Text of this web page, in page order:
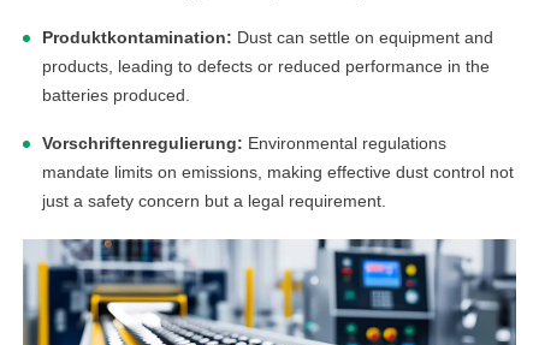
Produktkontamination: Dust can settle on equipment and
products, leading to defects or reduced performance in the
batteries produced.
Vorschriftenregulierung: Environmental regulations
mandate limits on emissions, making effective dust control not
just a safety concern but a legal requirement.